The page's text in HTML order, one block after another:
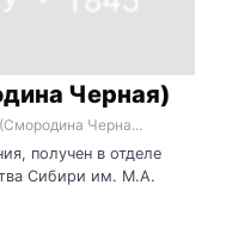
Черная)
Черна...
получен в отделе
Сибири им. М.А.